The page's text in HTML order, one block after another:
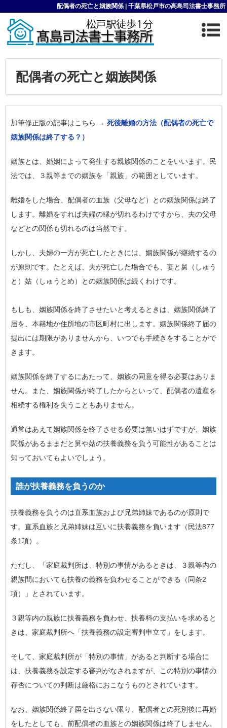
配偶者の死亡と姻族関係 | 千葉県松戸市の高島司法書士事務所
配偶者の死亡と姻族関係
加筆修正版の記事はこちら → 死後離婚の方法（配偶者の死亡で
姻族関係は終了する？）
姻族とは、婚姻によって発生する親族関係のことをいいます。民
法では、３親等までの姻族を「親族」の範囲としています。
離婚をした場合、配偶者の血族（父母など）との姻族関係は終了
します。離婚をすれば夫婦の縁が切れるわけですから、夫の父母
などとの関係も切れるのは当然です。
しかし、夫婦の一方が死亡したときには、姻族関係が継続するの
が原則です。たとえば、夫が死亡した場合でも、妻と舅（しゅう
と）姑（しゅうとめ）との姻族関係は続くわけです。
もしも、姻族関係を終了させたいと考えるときは、姻族関係終了
届を、本籍地か住所地の市区町村に出します。姻族関係終了届の
提出には期限がありませんから、いつでも手続きをすることがで
きます。
姻族関係を終了するにあたって、姻族の同意を得る必要はありま
せん。また、姻族関係が終了したからといって、配偶者の遺産を
相続する権利を失うこともありません。
通常はあえて姻族関係を終了させる必要は無いはずですが、姻族
関係があるままだと舅や姑の扶養義務を負う可能性があることは
知っておいてもよいでしょう。
誰が扶養義務を負うのか
扶養義務を負うのは直系血族および兄弟姉妹であるのが原則で
す。直系血族と兄弟姉妹は互いに扶養義務を負います（民法877
条1項）。
ただし、「家庭裁判所は、特別の事情があるときは、３親等内の
親族間においても扶養の義務を負わせることができる（同条2
項）」とされています。
３親等内の親族に扶養義務を負わせ、扶養料の支払いを求めると
きは、家庭裁判所へ「扶養義務の設定審判申立て」をします。
そして、家庭裁判所が「特別の事情」があると判断する場合に
は、扶養義務を設定する審判がなされますが、この特別の事情の
存否についての判断は厳格におこなうものとされています。
なお、姻族関係終了届を出さない限り、配偶者との死別後に再婚
をしたとしても、前配偶者の血族との姻族関係は終了しません。